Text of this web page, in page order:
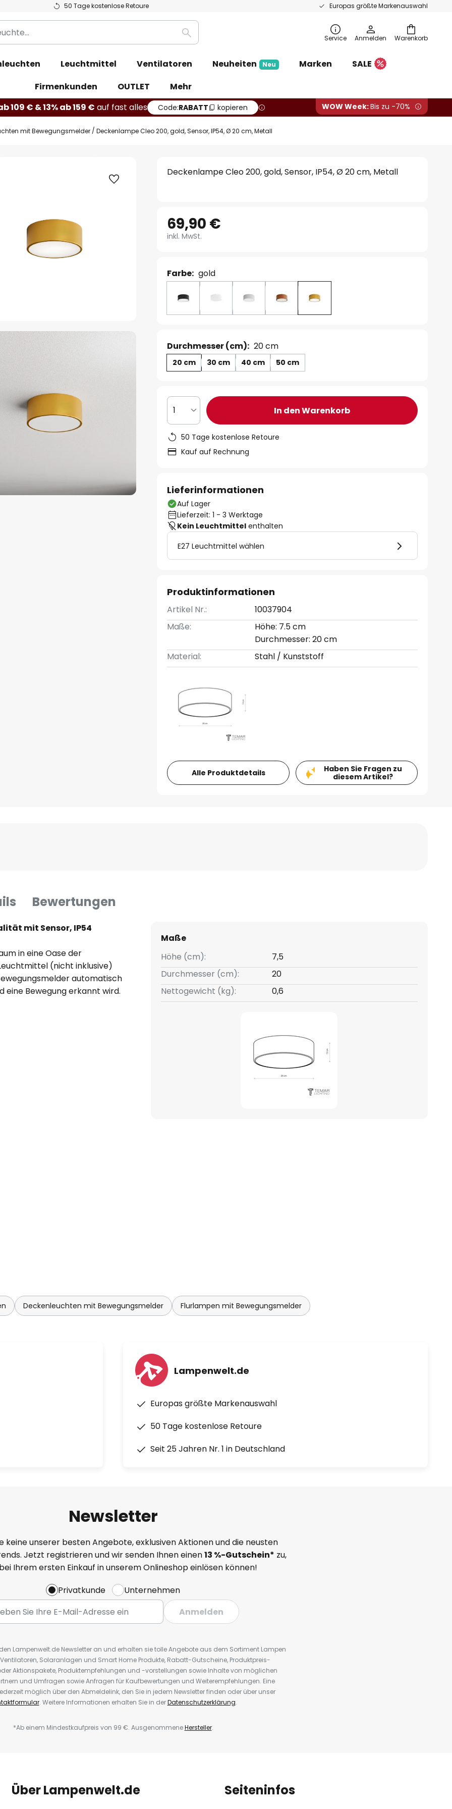
50 Tage kostenlose Retoure Europas größte Markenauswahl
Warenkorb
Suche Service Anmelden
Leuchtmittel Ventilatoren Neuheiten Neu Marken
SALE
Firmenkunden
OUTLET
Mehr
109 € & 13% ab 159 € auf fast alles Code:RABATT kopieren WOW Week:Bis zu -70%
mit Bewegungsmelder Deckenlampe Cleo 200, gold, Sensor, IP54, Ø 20 cm, Metall
Deckenlampe Cleo 200, gold, Sensor, IP54, Ø 20 cm, Metall
69,90 €
inkl. MwSt.
Farbe: gold
Durchmesser (cm): 20 cm
20 cm 30 cm 40 cm 50 cm
1 In den Warenkorb
50 Tage kostenlose Retoure
Kauf auf Rechnung
Lieferinformationen
Auf Lager
Lieferzeit: 1 - 3 Werktage
Kein Leuchtmittel enthalten
E27 Leuchtmittel wählen
Produktinformationen
Artikel Nr.:
10037904
Maße:
Höhe: 7.5 cm
Durchmesser: 20 cm
Material:
Stahl / Kunststoff
Alle Produktdetails
Haben Sie Fragen zu
diesem Artikel?
Bewertungen
mit Sensor, IP54
in eine Oase der
(nicht inklusive)
automatisch
eine Bewegung erkannt wird.
Maße
Höhe (cm):
7,5
Durchmesser (cm):
20
Nettogewicht (kg):
0,6
Deckenleuchten mit Bewegungsmelder Flurlampen mit Bewegungsmelder
Lampenwelt.de
Europas größte Markenauswahl
50 Tage kostenlose Retoure
Seit 25 Jahren Nr. 1 in Deutschland
Newsletter
keine unserer besten Angebote, exklusiven Aktionen und die neusten
Jetzt registrieren und wir senden Ihnen einen13 %-Gutschein* zu,
Ihrem ersten Einkauf in unserem Onlineshop einlösen können!
Privatkunde
Unternehmen
Anmelden
Lampenwelt.de Newsletter an und erhalten sie tolle Angebote aus dem Sortiment Lampen
Solaranlagen und Smart Home Produkte, Rabatt-Gutscheine, Produktpreis-
Aktionspakete, Produktempfehlungen und -vorstellungen sowie Inhalte von möglichen
und Umfragen sowie Anfragen für Kaufbewertungen und Weiterempfehlungen. Eine
möglich über den Abmeldelink, den Sie in jedem Newsletter finden oder über unser
. Weitere Informationen erhalten Sie in derDatenschutzerklärung.
*Ab einem Mindestkaufpreis von 99 €. AusgenommeneHersteller.
Über Lampenwelt.de Seiteninfos